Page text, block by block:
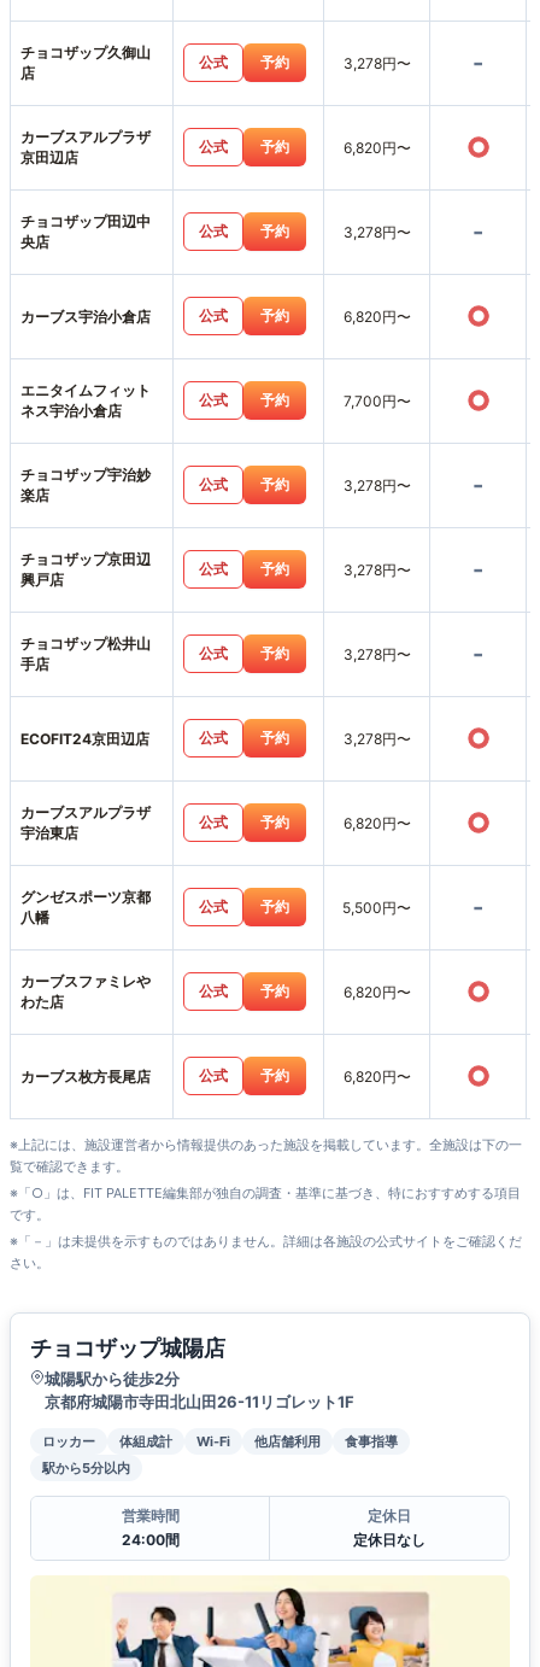
チョコザップ久御山
店
公式 予約 3,278円〜 -
カーブスアルプラザ
京田辺店
公式 予約 6,820円〜 ○
チョコザップ田辺中
央店
公式 予約 3,278円〜 -
カーブス宇治小倉店 公式 予約 6,820円〜 ○
エニタイムフィット
ネス宇治小倉店
公式 予約 7,700円〜 ○
チョコザップ宇治妙
楽店
公式 予約 3,278円〜 -
チョコザップ京田辺
興戸店
公式 予約 3,278円〜 -
チョコザップ松井山
手店
公式 予約 3,278円〜 -
ECOFIT24京田辺店 公式 予約 3,278円〜 ○
カーブスアルプラザ
宇治東店
公式 予約 6,820円〜 ○
グンゼスポーツ京都
八幡
公式 予約 5,500円〜 -
カーブスファミレや
わた店
公式 予約 6,820円〜 ○
カーブス枚方長尾店 公式 予約 6,820円〜 ○
※上記には、施設運営者から情報提供のあった施設を掲載しています。全施設は下の一
覧で確認できます。
※「○」は、FIT PALETTE編集部が独自の調査・基準に基づき、特におすすめする項目
です。
※「－」は未提供を示すものではありません。詳細は各施設の公式サイトをご確認くだ
さい。
チョコザップ城陽店
城陽駅から徒歩2分
京都府城陽市寺田北山田26-11リゴレット1F
ロッカー 体組成計 Wi-Fi 他店舗利用
食事指導
駅から5分以内
営業時間
24:00間
定休日
定休日なし